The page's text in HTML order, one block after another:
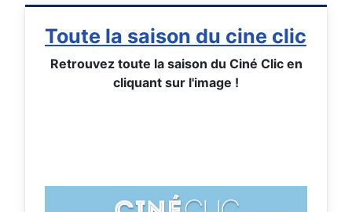
Toute la saison du cine clic
Retrouvez toute la saison du Ciné Clic en
cliquant sur l'image !